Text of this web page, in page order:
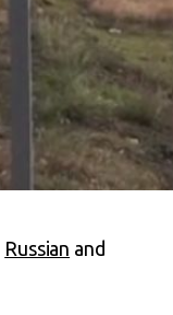
Russian and